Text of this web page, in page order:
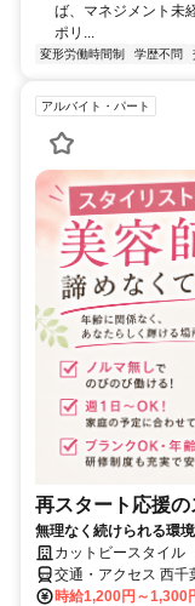
ば、マネジメント未
ポリ...
変形労働時間制 学歴不問
アルバイト・パート
再スタート応援
無理なく続けられる環
カットビースタイ
交通・アクセス 西千
時給1,200円～1,300